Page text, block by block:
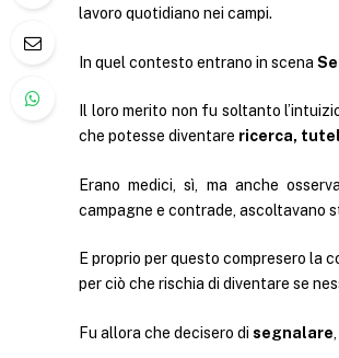
lavoro quotidiano nei campi.
In quel contesto entrano in scena
Il loro merito non fu soltanto
che potesse diventare ricerca,
Erano medici, sì, ma anche
campagne e contrade, ascoltavano
E proprio per questo compresero la
per ciò che rischia di diventare se
Fu allora che decisero di segnalare,